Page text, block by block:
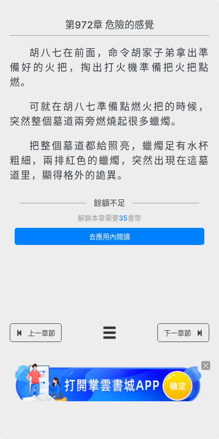
第972章 危險的感覺
胡八七在前面，命令胡家子弟拿出準
備好的火把，掏出打火機準備把火把點
燃。
可就在胡八七準備點燃火把的時候，
突然整個墓道兩旁燃燒起很多蠟燭。
把整個墓道都給照亮，蠟燭足有水杯
粗細，兩排紅色的蠟燭，突然出現在這墓
道里，顯得格外的詭異。
餘額不足
解鎖本章需要35書幣
去應用內閱讀
上一章節 下一章節